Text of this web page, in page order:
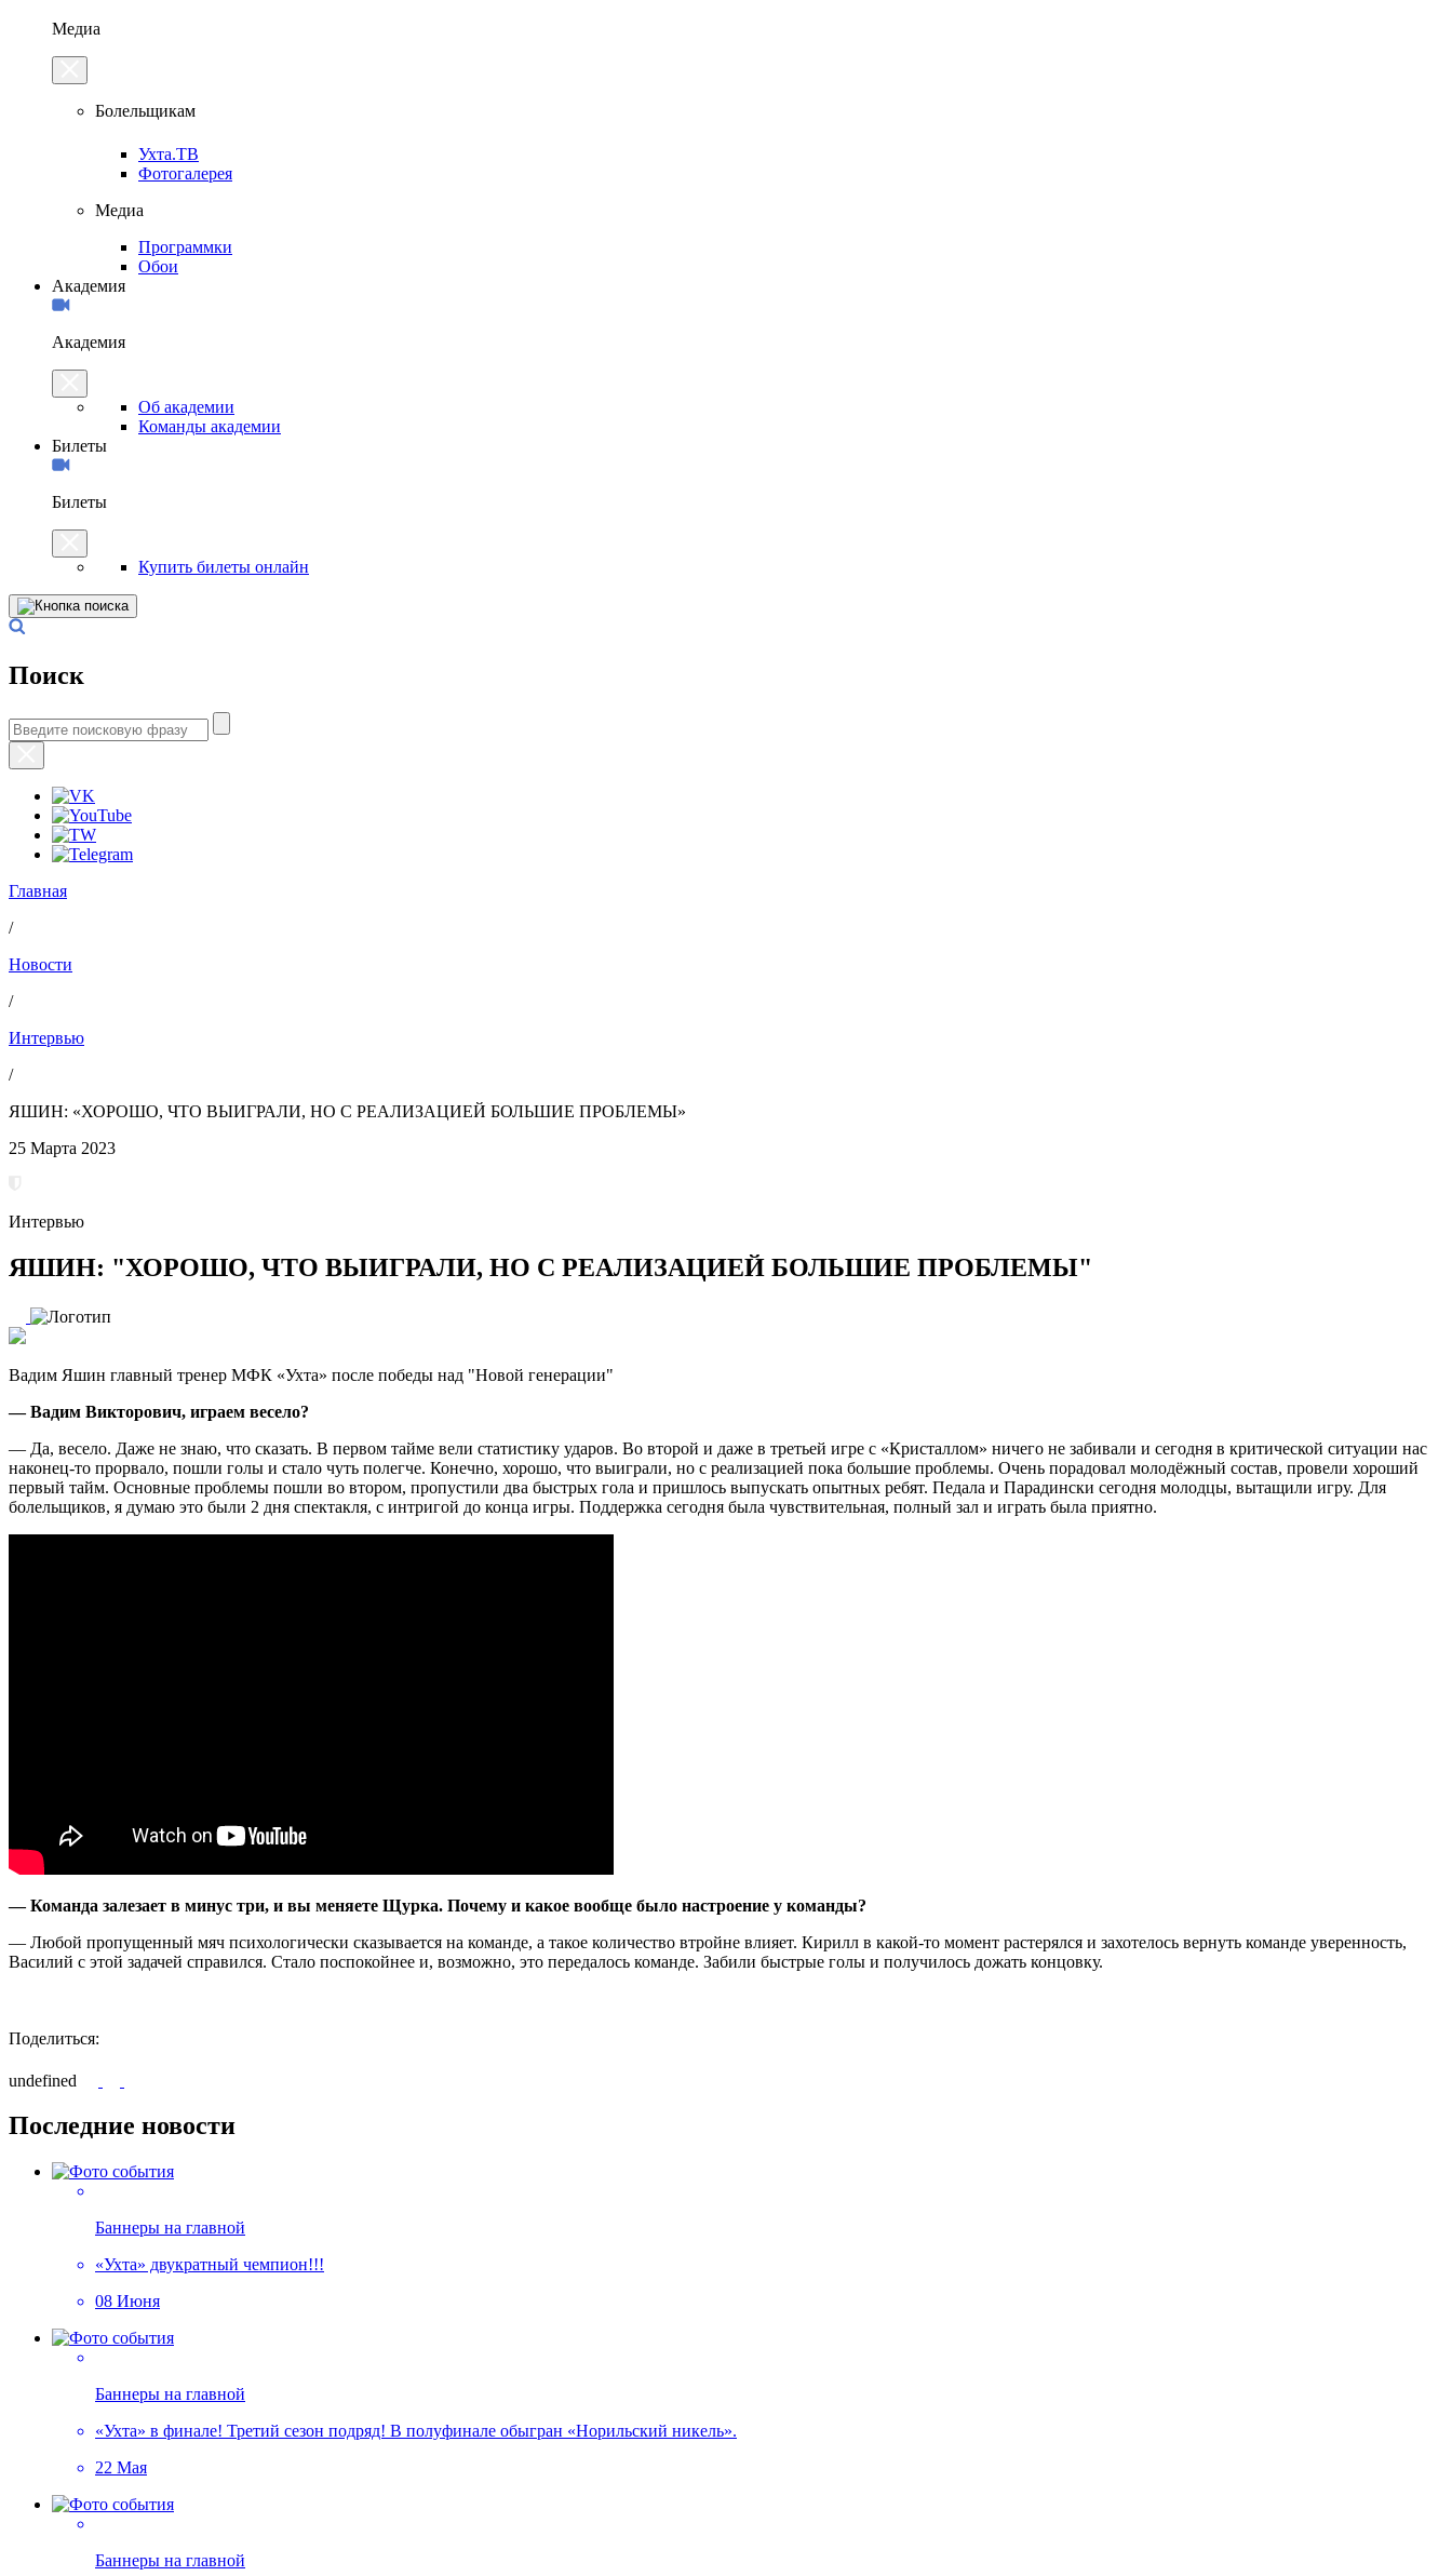
Медиа
Болельщикам
Ухта.ТВ
Фотогалерея
Медиа
Программки
Обои
Академия
Академия
Об академии
Команды академии
Билеты
Билеты
Купить билеты онлайн
Поиск
Главная
/
Новости
/
Интервью
/
ЯШИН: «ХОРОШО, ЧТО ВЫИГРАЛИ, НО С РЕАЛИЗАЦИЕЙ БОЛЬШИЕ ПРОБЛЕМЫ»
25 Марта 2023
Интервью
ЯШИН: "ХОРОШО, ЧТО ВЫИГРАЛИ, НО С РЕАЛИЗАЦИЕЙ БОЛЬШИЕ ПРОБЛЕМЫ"
Вадим Яшин главный тренер МФК «Ухта» после победы над "Новой генерации"
— Вадим Викторович, играем весело?
— Да, весело. Даже не знаю, что сказать. В первом тайме вели статистику ударов. Во второй и даже в третьей игре с «Кристаллом» ничего не забивали и сегодня в критической ситуации нас
наконец-то прорвало, пошли голы и стало чуть полегче. Конечно, хорошо, что выиграли, но с реализацией пока большие проблемы. Очень порадовал молодёжный состав, провели хороший
первый тайм. Основные проблемы пошли во втором, пропустили два быстрых гола и пришлось выпускать опытных ребят. Педала и Парадински сегодня молодцы, вытащили игру. Для
болельщиков, я думаю это были 2 дня спектакля, с интригой до конца игры. Поддержка сегодня была чувствительная, полный зал и играть была приятно.
— Команда залезает в минус три, и вы меняете Щурка. Почему и какое вообще было настроение у команды?
— Любой пропущенный мяч психологически сказывается на команде, а такое количество втройне влияет. Кирилл в какой-то момент растерялся и захотелось вернуть команде уверенность,
Василий с этой задачей справился. Стало поспокойнее и, возможно, это передалось команде. Забили быстрые голы и получилось дожать концовку.
Поделиться:
undefined
Последние новости
Баннеры на главной
«Ухта» двукратный чемпион!!!
08 Июня
Баннеры на главной
«Ухта» в финале! Третий сезон подряд! В полуфинале обыгран «Норильский никель».
22 Мая
Баннеры на главной